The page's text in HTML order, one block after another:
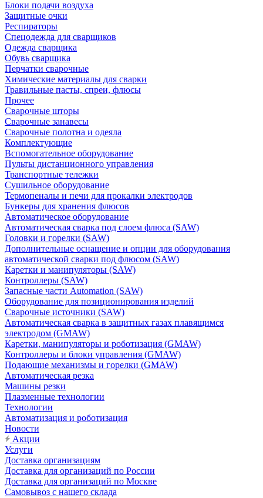
Блоки подачи воздуха
Защитные очки
Респираторы
Спецодежда для сварщиков
Одежда сварщика
Обувь сварщика
Перчатки сварочные
Химические материалы для сварки
Травильные пасты, спреи, флюсы
Прочее
Сварочные шторы
Сварочные занавесы
Сварочные полотна и одеяла
Комплектующие
Вспомогательное оборудование
Пульты дистанционного управления
Транспортные тележки
Сушильное оборудование
Термопеналы и печи для прокалки электродов
Бункеры для хранения флюсов
Автоматическое оборудование
Автоматическая сварка под слоем флюса (SAW)
Головки и горелки (SAW)
Дополнительные оснащение и опции для оборудования
автоматической сварки под флюсом (SAW)
Каретки и манипуляторы (SAW)
Контроллеры (SAW)
Запасные части Automation (SAW)
Оборудование для позиционирования изделий
Сварочные источники (SAW)
Автоматическая сварка в защитных газах плавящимся
электродом (GMAW)
Каретки, манипуляторы и роботизация (GMAW)
Контроллеры и блоки управления (GMAW)
Подающие механизмы и горелки (GMAW)
Автоматическая резка
Машины резки
Плазменные технологии
Технологии
Автоматизация и роботизация
Новости
Акции
Услуги
Доставка организациям
Доставка для организаций по России
Доставка для организаций по Москве
Самовывоз с нашего склада